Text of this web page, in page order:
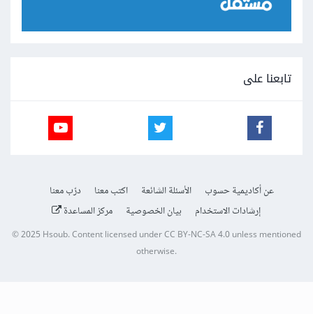
تابعنا على
عن أكاديمية حسوب الأسئلة الشائعة اكتب معنا
درّب معنا
إرشادات الاستخدام
بيان الخصوصية مركز المساعدة
© 2025 Hsoub.Content licensed underCC BY-NC-SA 4.0unless mentioned
otherwise.